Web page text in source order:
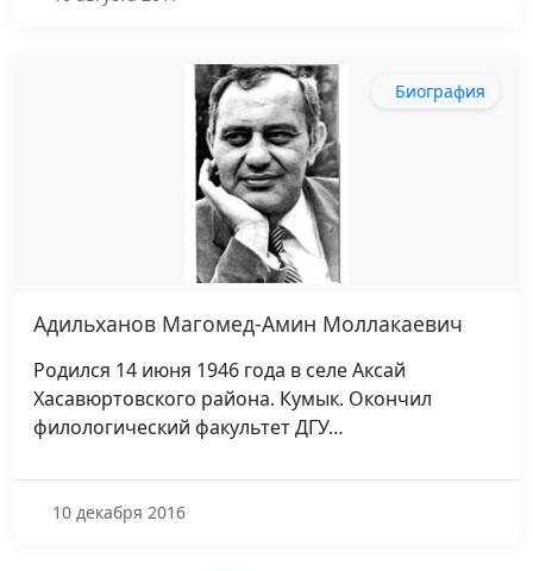
Биография
Адильханов Магомед-Амин Моллакаевич
Родился 14 июня 1946 года в селе Аксай
Хасавюртовского района. Кумык. Окончил
филологический факультет ДГУ…
10 декабря 2016